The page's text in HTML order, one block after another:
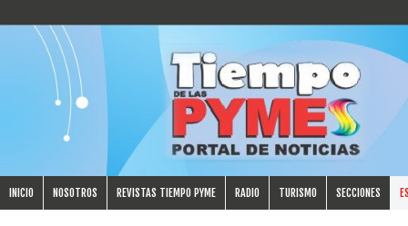
INICIO NOSOTROS REVISTAS TIEMPO PYME RADIO TURISMO SECCIONES